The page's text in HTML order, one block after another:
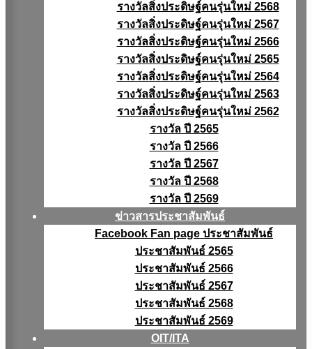
รางวัลสิ่งประดิษฐ์คนรุ่นใหม่ 2568
รางวัลสิ่งประดิษฐ์คนรุ่นใหม่ 2567
รางวัลสิ่งประดิษฐ์คนรุ่นใหม่ 2566
รางวัลสิ่งประดิษฐ์คนรุ่นใหม่ 2565
รางวัลสิ่งประดิษฐ์คนรุ่นใหม่ 2564
รางวัลสิ่งประดิษฐ์คนรุ่นใหม่ 2563
รางวัลสิ่งประดิษฐ์คนรุ่นใหม่ 2562
รางวัล ปี 2565
รางวัล ปี 2566
รางวัล ปี 2567
รางวัล ปี 2568
รางวัล ปี 2569
ข่าวสารประชาสัมพันธ์
Facebook Fan page ประชาสัมพันธ์
ประชาสัมพันธ์ 2565
ประชาสัมพันธ์ 2566
ประชาสัมพันธ์ 2567
ประชาสัมพันธ์ 2568
ประชาสัมพันธ์ 2569
OIT/ITA